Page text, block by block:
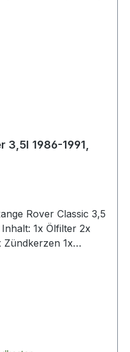
3,5l 1986-1991,
Rover Classic 3,5
Inhalt: 1x Ölfilter 2x
Zündkerzen 1x